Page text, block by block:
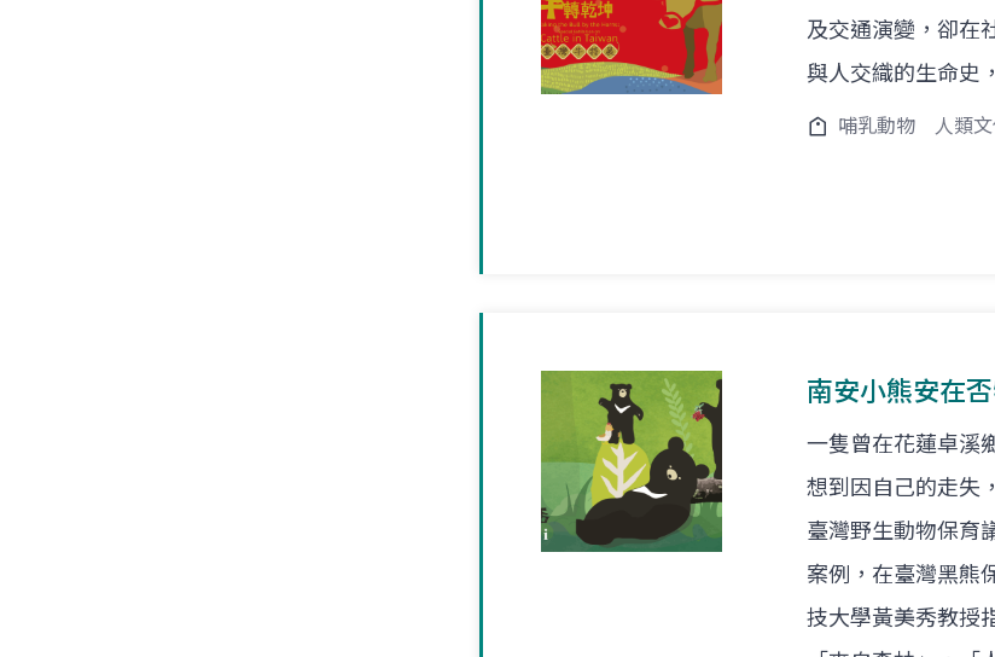
及交通演變，卻在
與人交織的生命史
哺乳動物 人類
南安小熊安在
一隻曾在花蓮卓溪
想到因自己的走失
臺灣野生動物保育
案例，在臺灣黑熊
技大學黃美秀教授